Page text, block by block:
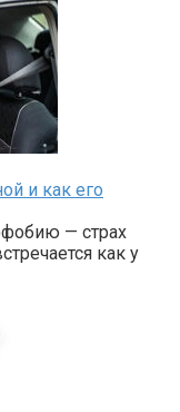
и как его
— страх
как у